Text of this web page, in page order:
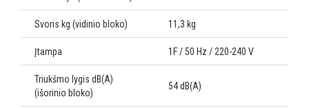
Svoris kg (vidinio bloko) 11,3 kg
Įtampa 1F / 50 Hz / 220-240 V
Triukšmo lygis dB(A)
(išorinio bloko)
54 dB(A)